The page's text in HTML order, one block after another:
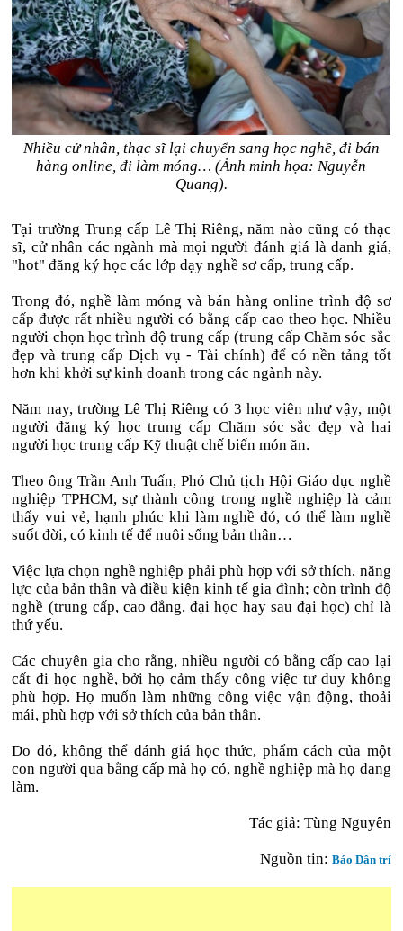
Nhiều cử nhân, thạc sĩ lại chuyển sang học nghề, đi bán
hàng online, đi làm móng… (Ảnh minh họa: Nguyễn
Quang).
Tại trường Trung cấp Lê Thị Riêng, năm nào cũng có thạc
sĩ, cử nhân các ngành mà mọi người đánh giá là danh giá,
"hot" đăng ký học các lớp dạy nghề sơ cấp, trung cấp.
Trong đó, nghề làm móng và bán hàng online trình độ sơ
cấp được rất nhiều người có bằng cấp cao theo học. Nhiều
người chọn học trình độ trung cấp (trung cấp Chăm sóc sắc
đẹp và trung cấp Dịch vụ - Tài chính) để có nền tảng tốt
hơn khi khởi sự kinh doanh trong các ngành này.
Năm nay, trường Lê Thị Riêng có 3 học viên như vậy, một
người đăng ký học trung cấp Chăm sóc sắc đẹp và hai
người học trung cấp Kỹ thuật chế biến món ăn.
Theo ông Trần Anh Tuấn, Phó Chủ tịch Hội Giáo dục nghề
nghiệp TPHCM, sự thành công trong nghề nghiệp là cảm
thấy vui vẻ, hạnh phúc khi làm nghề đó, có thể làm nghề
suốt đời, có kinh tế để nuôi sống bản thân…
Việc lựa chọn nghề nghiệp phải phù hợp với sở thích, năng
lực của bản thân và điều kiện kinh tế gia đình; còn trình độ
nghề (trung cấp, cao đẳng, đại học hay sau đại học) chỉ là
thứ yếu.
Các chuyên gia cho rằng, nhiều người có bằng cấp cao lại
cất đi học nghề, bởi họ cảm thấy công việc tư duy không
phù hợp. Họ muốn làm những công việc vận động, thoải
mái, phù hợp với sở thích của bản thân.
Do đó, không thể đánh giá học thức, phẩm cách của một
con người qua bằng cấp mà họ có, nghề nghiệp mà họ đang
làm.
Tác giả: Tùng Nguyên
Nguồn tin: Báo Dân trí